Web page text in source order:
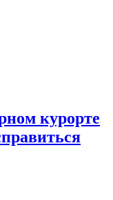
курорте